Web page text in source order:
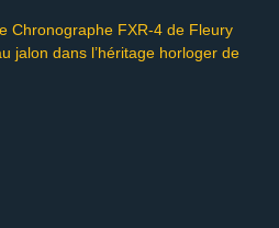
Chronographe FXR-4 de Fleury
jalon dans l’héritage horloger de